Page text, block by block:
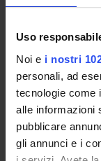
Uso
Noi e i nostri
personali, ad
tecnologie come
alle informazioni
pubblicare
gli annunci e i
2010 1
Contacts
People
Places
Calendar